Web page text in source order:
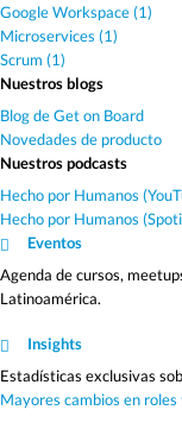
Google Workspace (1)
Microservices (1)
Scrum (1)
Nuestros blogs
Blog de Get on Board
Novedades de producto
Nuestros podcasts
Hecho por Humanos
Hecho por Humanos
Eventos
Agenda de cursos,
Latinoamérica.
Insights
Estadísticas exclusivas
Mayores cambios en roles